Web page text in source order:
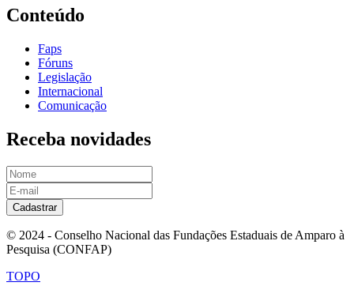
Conteúdo
Faps
Fóruns
Legislação
Internacional
Comunicação
Receba novidades
Cadastrar
© 2024 - Conselho Nacional das Fundações Estaduais de Amparo à
Pesquisa (CONFAP)
TOPO